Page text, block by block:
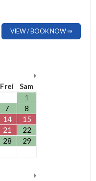
VIEW / BOOK NOW ⇒
Frei
Sam
1
7
8
14
15
21
22
28
29